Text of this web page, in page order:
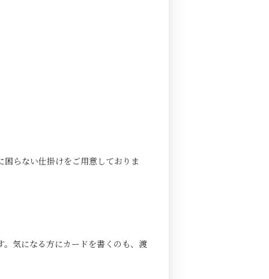
らない仕掛けをご用意しておりま
気になる方にカードを書くのも、渡